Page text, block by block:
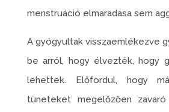
menstruáció elmaradása sem
A gyógyultak visszaemlékezve
be arról, hogy élvezték, hogy
lehettek. Előfordul, hogy
tüneteket megelőzően